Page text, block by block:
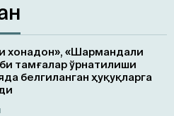
хонадон», «Шармандали
тамғалар ўрнатилиши
белгиланган ҳуқуқларга